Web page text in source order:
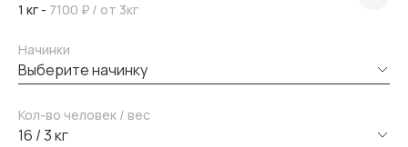
1 кг - 7100 ₽ / от 3кг
Начинки
выберите начинку
Кол-во человек / вес
16 / 3 кг